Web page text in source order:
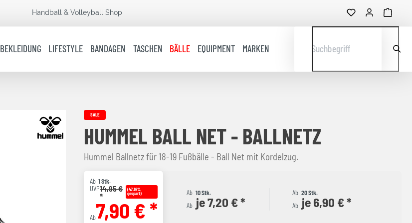
Handball & Volleyball Shop
BEKLEIDUNG LIFESTYLE BANDAGEN TASCHEN BÄLLE EQUIPMENT MARKEN Suchbegriff
SALE
HUMMEL BALL NET - BALLNETZ
Hummel Ballnetz für 18-19 Fußbälle - Ball Net mit Kordelzug.
Ab 1 Stk.
UVP14,95 €
*
(47.16%
gespart)
Ab7,90 € *
Ab 10 Stk.
Ab je 7,20 € *
Ab 20 Stk.
Ab je 6,90 € *